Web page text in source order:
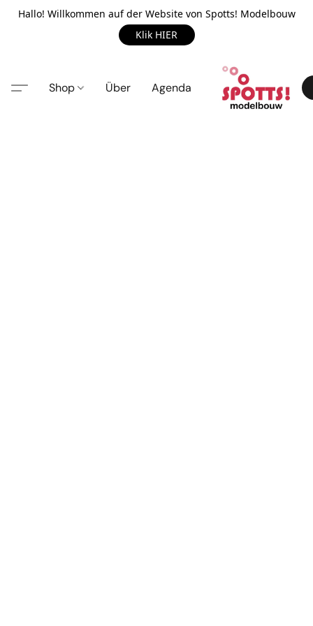
Hallo! Willkommen auf der Website von Spotts! Modelbouw
Klik HIER
Shop Über Agenda